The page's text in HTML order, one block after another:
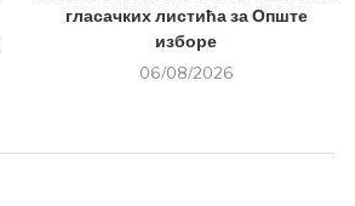
гласачких листића за Опште
изборе
06/08/2026